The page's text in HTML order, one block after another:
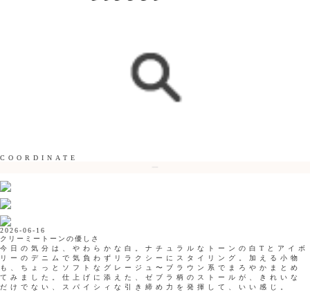
COORDINATE
2026-06-16
クリーミートーンの優しさ
今日の気分は、やわらかな白。ナチュラルなトーンの白Tとアイボ
リーのデニムで気負わずリラクシーにスタイリング。加える小物
も、ちょっとソフトなグレージュ〜ブラウン系でまろやかまとめ
てみました。仕上げに添えた、ゼブラ柄のストールが、きれいな
だけでない、スパイシィな引き締め力を発揮して、いい感じ。